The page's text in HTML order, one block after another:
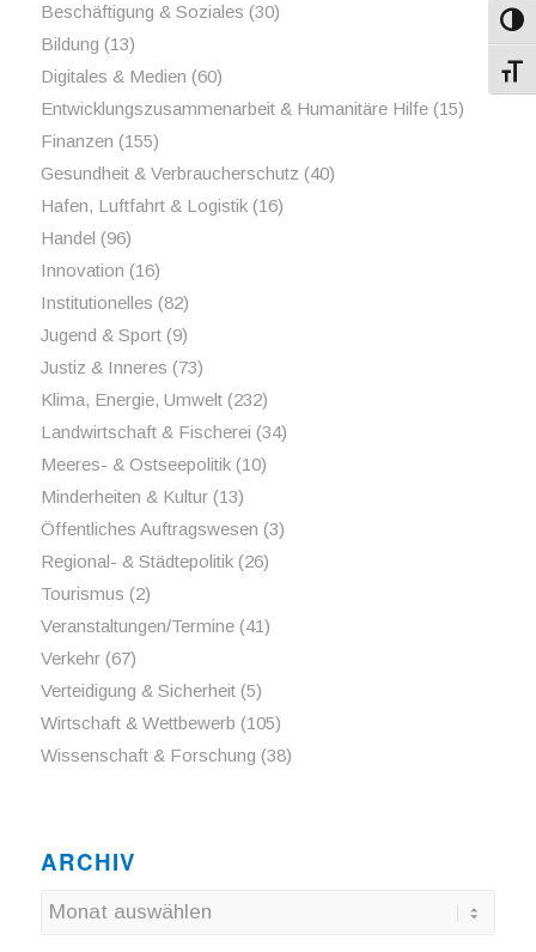
Beschäftigung & Soziales (30)
Bildung (13)
Digitales & Medien (60)
Entwicklungszusammenarbeit & Humanitäre Hilfe(15)
Finanzen (155)
Gesundheit & Verbraucherschutz (40)
Hafen, Luftfahrt & Logistik(16)
Handel (96)
Innovation (16)
Institutionelles (82)
Jugend & Sport(9)
Justiz & Inneres (73)
Klima, Energie, Umwelt(232)
Landwirtschaft & Fischerei (34)
Meeres- & Ostseepolitik(10)
Minderheiten & Kultur(13)
Öffentliches Auftragswesen (3)
Regional- & Städtepolitik(26)
Tourismus (2)
Veranstaltungen/Termine(41)
Verkehr(67)
Verteidigung & Sicherheit(5)
Wirtschaft & Wettbewerb (105)
Wissenschaft & Forschung (38)
ARCHIV